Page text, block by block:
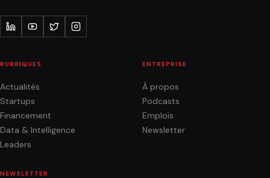
RUBRIQUES
Actualités
Startups
Financement
Data & Intelligence
Leaders
ENTREPRISE
À propos
Podcasts
Emplois
Newsletter
NEWSLETTER